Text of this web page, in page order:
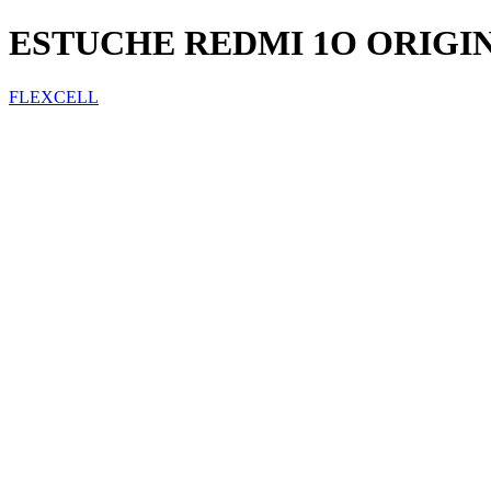
ESTUCHE REDMI 1O
FLEXCELL